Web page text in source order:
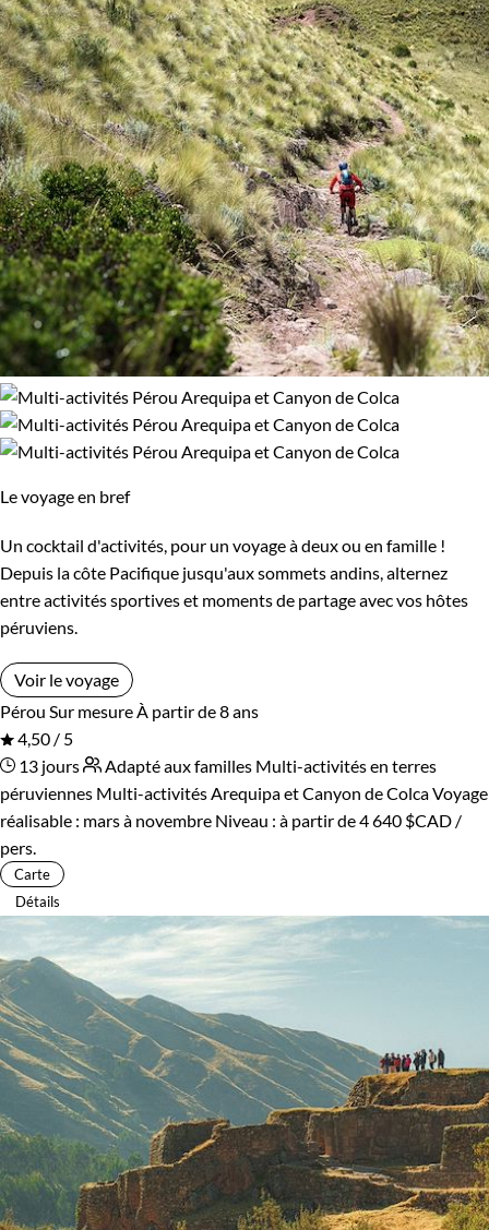
Le voyage en bref
Un cocktail d'activités, pour un voyage à deux ou en famille !
Depuis la côte Pacifique jusqu'aux sommets andins, alternez
entre activités sportives et moments de partage avec vos hôtes
péruviens.
Voir le voyage
Pérou Sur mesure À partir de 8 ans
4,50 / 5
13 jours
Adapté aux familles Multi-activités en terres
péruviennes Multi-activités Arequipa et Canyon de ColcaVoyage
réalisable : mars à novembre Niveau : à partir de4 640 $CAD /
pers.
Carte
Détails